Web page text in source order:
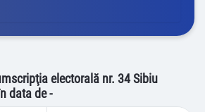
electorală nr. 34 Sibiu
data de -